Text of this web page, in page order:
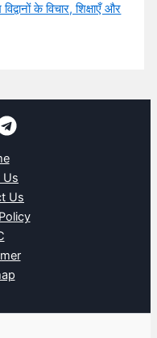
के विचार, शिक्षाएँ और
Us
Us